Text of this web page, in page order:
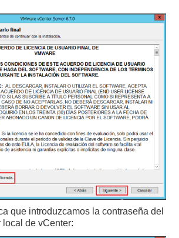
que introduzcamos la contraseña del
local de vCenter: